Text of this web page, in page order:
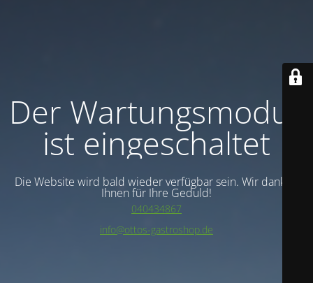
Der Wartungsmodus
ist eingeschaltet
Die Website wird bald wieder verfügbar sein. Wir danken
Ihnen für Ihre Geduld!
040434867
info@ottos-gastroshop.de